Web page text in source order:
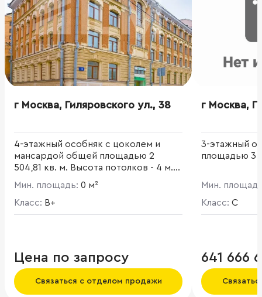
г Москва, Гиляровского ул., 38
4-этажный особняк с цоколем и
мансардой общей площадью 2
504,81 кв. м. Высота потолков - 4 м.
Отдельный вход с внутреннего
двора. На 1 этаже расположены
помещения свободного назначения.
Мин. площадь: 0 м²
Класс: B+
Цена по запросу
Связаться с отделом продажи
г Москва,
3-этажный
площадью 3
Мин.
Класс: C
641 666